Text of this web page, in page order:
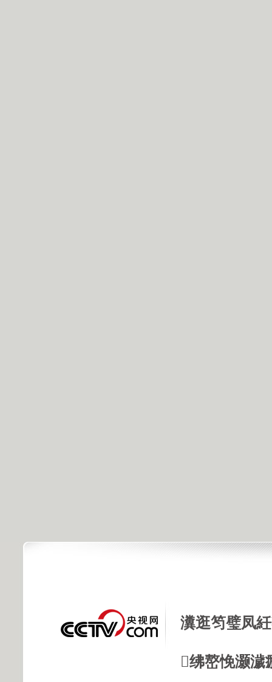
瀵逛笉璧凤
绋嶅悗灏